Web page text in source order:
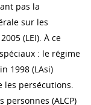
pas la
sur les
(LEI). À ce
: le régime
1998 (LAsi)
les persécutions.
personnes (ALCP)